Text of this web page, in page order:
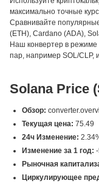
максимально точные
Сравнивайте
(ETH), Cardano (ADA),
Наш конвертер в
пар, например SOL/CLP,
Solana Price
Обзор:
Текущая цена: 75.49
24ч Изменение:
Изменение за 1 год:
Рыночная
Циркулирующее